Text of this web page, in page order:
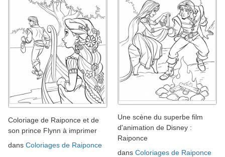
Coloriage de Raiponce et de
son prince Flynn à imprimer
dans Coloriages de Raiponce
Une scène du superbe film
d'animation de Disney :
Raiponce
dans Coloriages de Raiponce